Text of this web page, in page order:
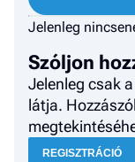
Jelenleg
Szóljon
Jelenleg csak
látja.
REGISZTRÁCIÓ